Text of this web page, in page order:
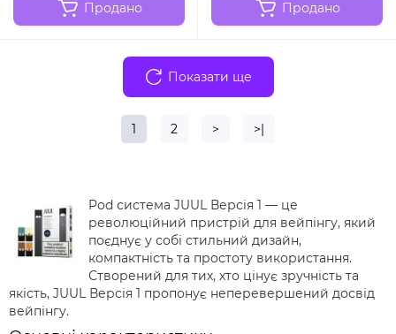
Продано Продано
Показати ще
1 2 > >|
Pod система JUUL Версія 1 — це
революційний пристрій для вейпінгу, який
поєднує у собі стильний дизайн,
компактність та простоту використання.
Створений для тих, хто цінує зручність та
якість, JUUL Версія 1 пропонує неперевершений досвід
вейпінгу.